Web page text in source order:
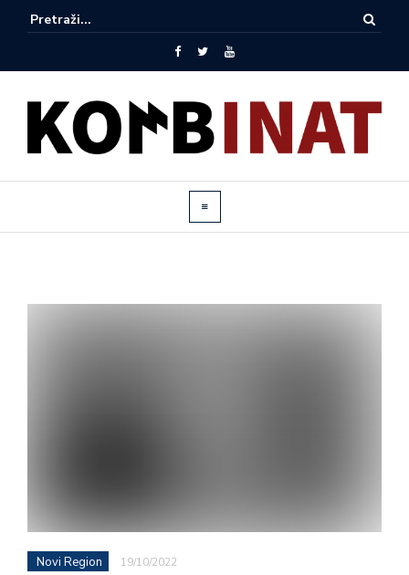
Novi Region 19/10/2022